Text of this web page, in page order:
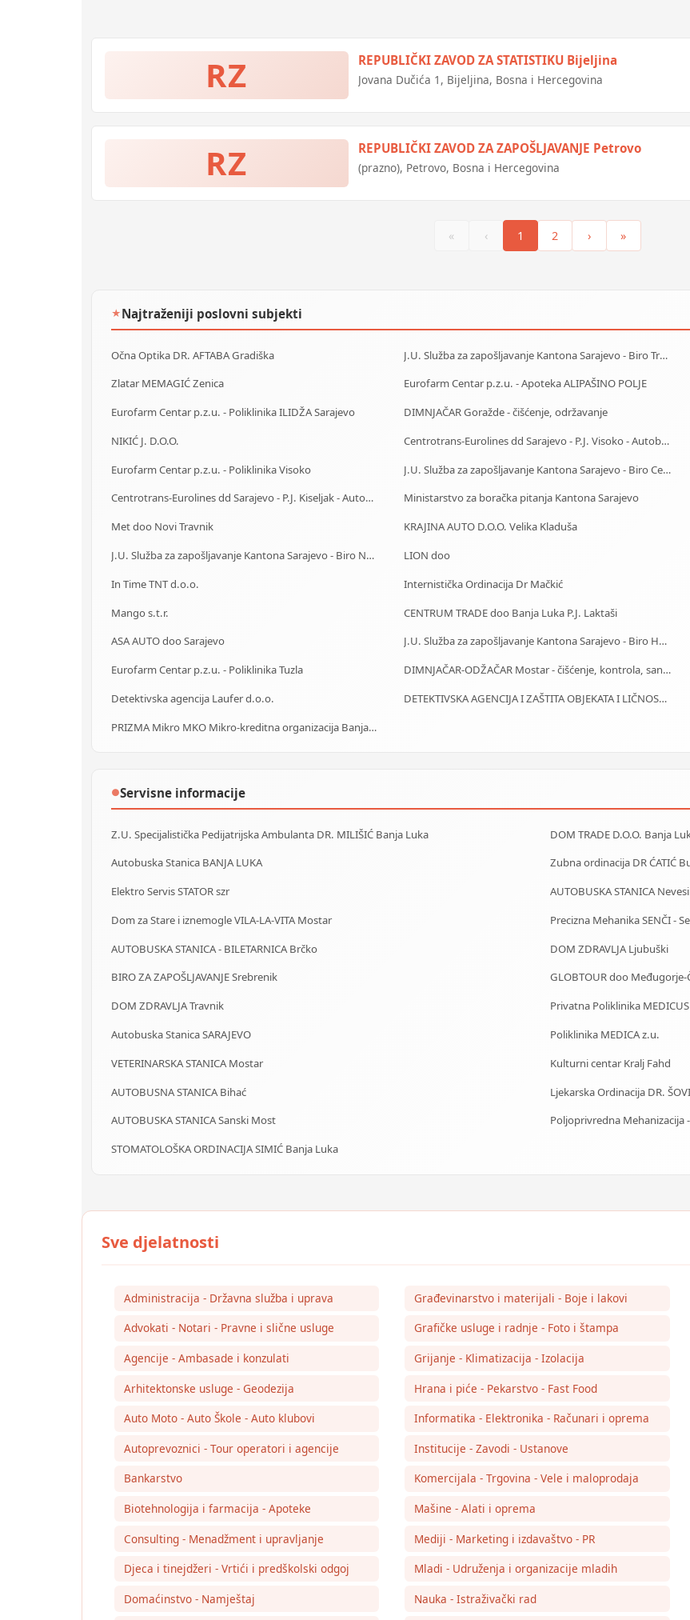
RZ REPUBLIČKI ZAVOD ZA STATISTIKU Bijeljina
Jovana Dučića 1, Bijeljina, Bosna i Hercegovina
RZ REPUBLIČKI ZAVOD ZA ZAPOŠLJAVANJE Petrovo
(prazno), Petrovo, Bosna i Hercegovina
« ‹ 1 2 › »
★Najtraženiji poslovni subjekti
Očna Optika DR. AFTABA Gradiška J.U. Služba za zapošljavanje Kantona Sarajevo - Biro Trnovo
Zlatar MEMAGIĆ Zenica
Eurofarm Centar p.z.u. - Apoteka ALIPAŠINO POLJE
Eurofarm Centar p.z.u. - Poliklinika ILIDŽA Sarajevo
DIMNJAČAR Goražde - čišćenje, održavanje
NIKIĆ J. D.O.O.
Centrotrans-Eurolines dd Sarajevo - P.J. Visoko - Autobuska stanica
Eurofarm Centar p.z.u. - Poliklinika Visoko
J.U. Služba za zapošljavanje Kantona Sarajevo - Biro Centar
Centrotrans-Eurolines dd Sarajevo - P.J. Kiseljak - Autobuska stanica
Ministarstvo za boračka pitanja Kantona Sarajevo
Met doo Novi Travnik
KRAJINA AUTO D.O.O. Velika Kladuša
J.U. Služba za zapošljavanje Kantona Sarajevo - Biro Novi Grad
LION doo
In Time TNT d.o.o.
Internistička Ordinacija Dr Mačkić
Mango s.t.r.
CENTRUM TRADE doo Banja Luka P.J. Laktaši
ASA AUTO doo Sarajevo
J.U. Služba za zapošljavanje Kantona Sarajevo - Biro Hadžići
Eurofarm Centar p.z.u. - Poliklinika Tuzla
DIMNJAČAR-ODŽAČAR Mostar - čišćenje, kontrola, sanacija
Detektivska agencija Laufer d.o.o.
DETEKTIVSKA AGENCIJA I ZAŠTITA OBJEKATA I LIČNOSTI ALFA DM Travnik
PRIZMA Mikro MKO Mikro-kreditna organizacija Banja Luka
●Servisne informacije
Z.U. Specijalistička Pedijatrijska Ambulanta DR. MILIŠIĆ Banja Luka
DOM TRADE D.O.O. Banja
Autobuska Stanica BANJA LUKA
Zubna ordinacija DR ĆATIĆ
Elektro Servis STATOR szr
AUTOBUSKA STANICA
Dom za Stare i iznemogle VILA-LA-VITA Mostar
Precizna Mehanika SENČI -
AUTOBUSKA STANICA - BILETARNICA Brčko
DOM ZDRAVLJA Ljubuški
BIRO ZA ZAPOŠLJAVANJE Srebrenik
GLOBTOUR doo
DOM ZDRAVLJA Travnik
Privatna Poliklinika
Autobuska Stanica SARAJEVO
Poliklinika MEDICA z.u.
VETERINARSKA STANICA Mostar
Kulturni centar Kralj Fahd
AUTOBUSNA STANICA Bihać
Ljekarska Ordinacija DR.
AUTOBUSKA STANICA Sanski Most
Poljoprivredna Mehanizacija
STOMATOLOŠKA ORDINACIJA SIMIĆ Banja Luka
Administracija - Državna služba i uprava
Advokati - Notari - Pravne i slične usluge
Agencije - Ambasade i konzulati
Arhitektonske usluge - Geodezija
Auto Moto - Auto Škole - Auto klubovi
Autoprevoznici - Tour operatori i agencije
Bankarstvo
Biotehnologija i farmacija - Apoteke
Consulting - Menadžment i upravljanje
Djeca i tinejdžeri - Vrtići i predškolski odgoj
Domaćinstvo - Namještaj
Građevinarstvo i materijali - Boje i lakovi
Grafičke usluge i radnje - Foto i štampa
Grijanje - Klimatizacija - Izolacija
Hrana i piće - Pekarstvo - Fast Food
Informatika - Elektronika - Računari i oprema
Institucije - Zavodi - Ustanove
Komercijala - Trgovina - Vele i maloprodaja
Mašine - Alati i oprema
Mediji - Marketing i izdavaštvo - PR
Mladi - Udruženja i organizacije mladih
Nauka - Istraživački rad